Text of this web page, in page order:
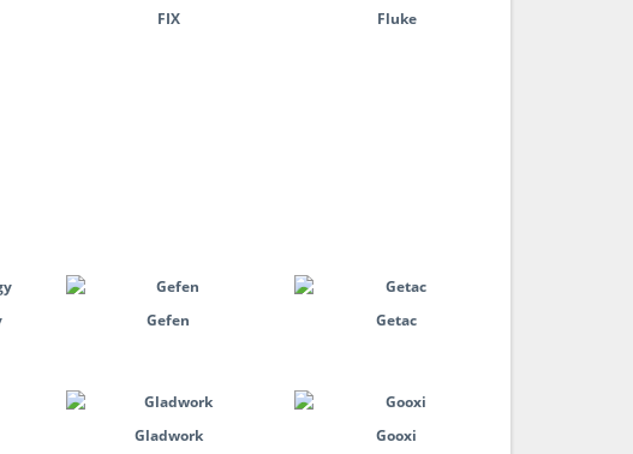
FIX Fluke
Gefen Getac
Gladwork Gooxi